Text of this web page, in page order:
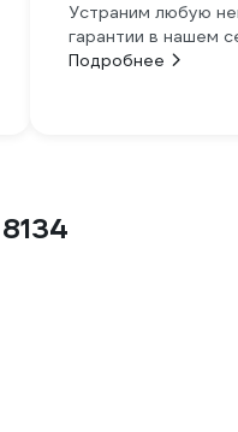
Устраним любую
гарантии в нашем
Подробнее